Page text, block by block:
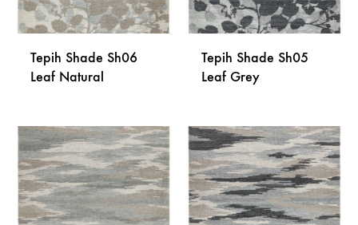
Tepih Shade Sh06
Leaf Natural
DODAJ
NA
LISTU
ŽELJA
Tepih Shade Sh05
Leaf Grey
NA
LISTU
ŽELJA